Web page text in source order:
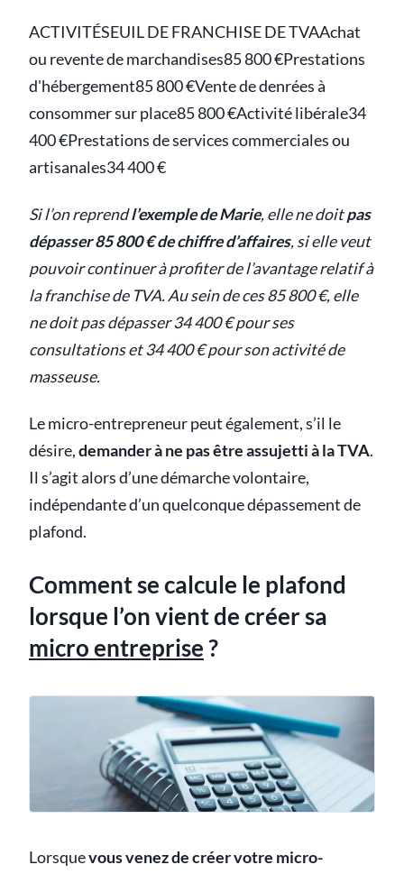
ACTIVITÉSEUIL DE FRANCHISE DE TVAAchat
ou revente de marchandises85 800 €Prestations
d'hébergement85 800 €Vente de denrées à
consommer sur place85 800 €Activité libérale34
400 €Prestations de services commerciales ou
artisanales34 400 €
Si l’on reprendl’exemple de Marie, elle ne doitpas
dépasser 85 800 € de chiffre d’affaires, si elle veut
pouvoir continuer à profiter de l’avantage relatif à
la franchise de TVA. Au sein de ces 85 800 €, elle
ne doit pas dépasser 34 400 € pour ses
consultations et 34 400 € pour son activité de
masseuse.
Le micro-entrepreneur peut également, s’il le
désire,demander à ne pas être assujetti à la TVA.
Il s’agit alors d’une démarche volontaire,
indépendante d’un quelconque dépassement de
plafond.
Comment se calcule le plafond
lorsque l’on vient de créer sa
micro entreprise?
Lorsquevous venez de créer votre micro-